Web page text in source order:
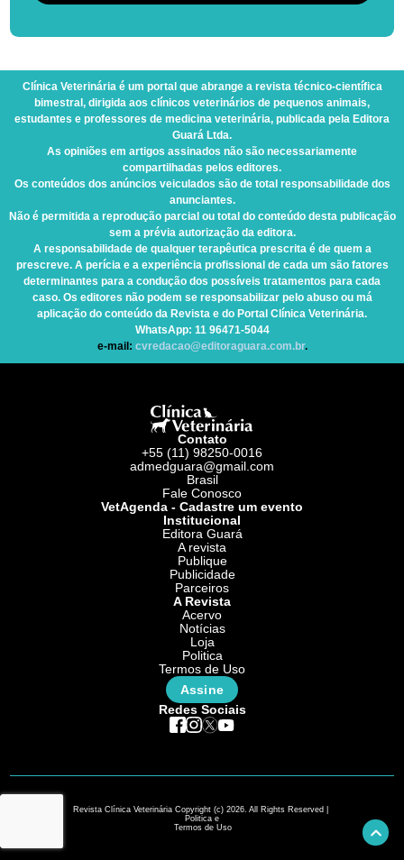
Clínica Veterinária é um portal que abrange a revista técnico-científica
bimestral, dirigida aos clínicos veterinários de pequenos animais,
estudantes e professores de medicina veterinária, publicada pela Editora
Guará Ltda.
As opiniões em artigos assinados não são necessariamente
compartilhadas pelos editores.
Os conteúdos dos anúncios veiculados são de total responsabilidade dos
anunciantes.
Não é permitida a reprodução parcial ou total do conteúdo desta publicação
sem a prévia autorização da editora.
A responsabilidade de qualquer terapêutica prescrita é de quem a
prescreve. A perícia e a experiência profissional de cada um são fatores
determinantes para a condução dos possíveis tratamentos para cada
caso. Os editores não podem se responsabilizar pelo abuso ou má
aplicação do conteúdo da Revista e do Portal Clínica Veterinária.
WhatsApp: 11 96471-5044
e-mail: cvredacao@editoraguara.com.br.
Contato
+55 (11) 98250-0016
admedguara@gmail.com
Brasil
Fale Conosco
VetAgenda - Cadastre um evento
Institucional
Editora Guará
A revista
Publique
Publicidade
Parceiros
A Revista
Acervo
Notícias
Loja
Politica
Termos de Uso
Assine
Redes Sociais
Revista Clínica Veterinária Copyright (c) 2026. All Rights Reserved |
Politica e
Termos de Uso